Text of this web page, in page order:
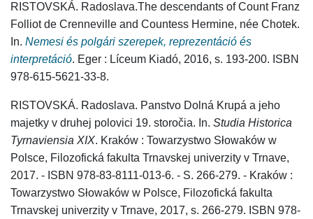
RISTOVSKÁ. Radoslava.The descendants of Count Franz
Folliot de Crenneville and Countess Hermine, née Chotek.
In. Nemesi és polgári szerepek, reprezentáció és
interpretáció. Eger : Líceum Kiadó, 2016, s. 193-200. ISBN
978-615-5621-33-8.
RISTOVSKÁ. Radoslava. Panstvo Dolná Krupá a jeho
majetky v druhej polovici 19. storočia. In. Studia Historica
Tyrnaviensia XIX. Kraków : Towarzystwo Słowaków w
Polsce, Filozofická fakulta Trnavskej univerzity v Trnave,
2017. - ISBN 978-83-8111-013-6. - S. 266-279. - Kraków :
Towarzystwo Słowaków w Polsce, Filozofická fakulta
Trnavskej univerzity v Trnave, 2017, s. 266-279. ISBN 978-